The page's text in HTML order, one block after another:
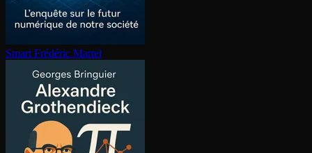
Smart Frédéric Martel